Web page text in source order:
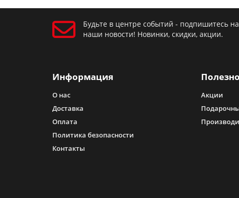
Будьте в центре событий - подпишитесь на
наши новости! Новинки, скидки, акции.
Информация
О нас
Доставка
Оплата
Политика безопасности
Контакты
Акции